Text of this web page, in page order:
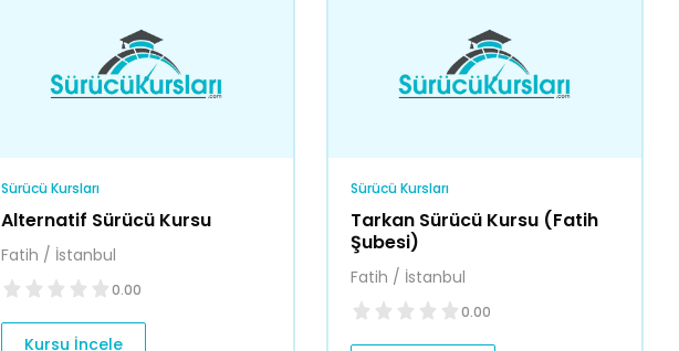
Sürücü Kursları
Alternatif Sürücü Kursu
Fatih / İstanbul
0.00
Kursu İncele
Sürücü Kursları
Tarkan Sürücü Kursu (Fatih
Şubesi)
Fatih / İstanbul
0.00